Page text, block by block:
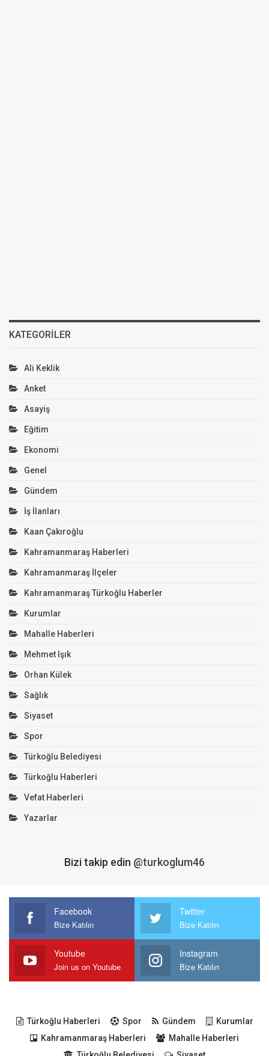
KATEGORILER
Ali Keklik
Anket
Asayiş
Eğitim
Ekonomi
Genel
Gündem
İş İlanları
Kaan Çakıroğlu
Kahramanmaraş Haberleri
Kahramanmaraş İlçeler
Kahramanmaraş Türkoğlu Haberler
Kurumlar
Mahalle Haberleri
Mehmet Işık
Orhan Külek
Sağlık
Siyaset
Spor
Türkoğlu Belediyesi
Türkoğlu Haberleri
Vefat Haberleri
Yazarlar
Bizi takip edin @turkoglum46
Facebook
Bize Katılın
Twitter
Bize Katılın
Youtube
Join us on Youtube
Instagram
Bize Katılın
Türkoğlu Haberleri Spor Gündem
Kurumlar
Kahramanmaraş Haberleri
Mahalle Haberleri